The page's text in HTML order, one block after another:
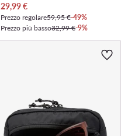
Prezzo attuale
29,99€
Prezzo regolare59,95 €-49%
Prezzo più basso32,99 €-9%